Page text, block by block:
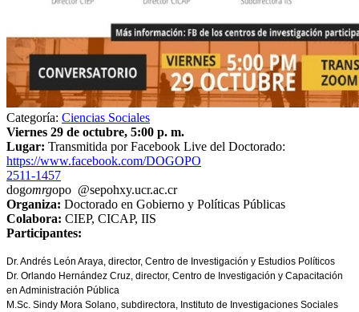
Categoría: Ciencias Sociales
Viernes 29 de octubre, 5:00 p. m.
Lugar: Transmitida por Facebook Live del Doctorado:
https://www.facebook.com/DOGOPO
2511-1457
dogomrgopo @sepohxy.ucr.ac.cr
Organiza: Doctorado en Gobierno y Políticas Públicas
Colabora: CIEP, CICAP, IIS
Participantes:
Dr. Andrés León Araya, director, Centro de Investigación y Estudios Políticos
Dr. Orlando Hernández Cruz, director, Centro de Investigación y Capacitación
en Administración Pública
M.Sc. Sindy Mora Solano, subdirectora, Instituto de Investigaciones Sociales